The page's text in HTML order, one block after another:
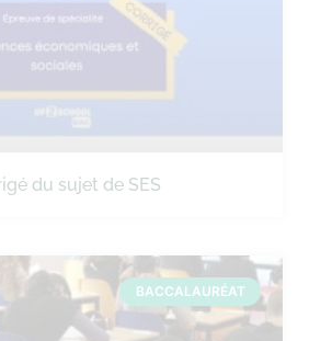
du sujet de SES
BACCALAURÉAT